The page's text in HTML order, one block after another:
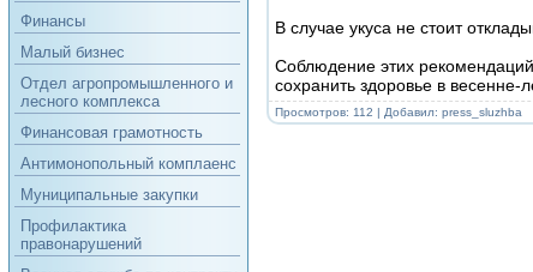
Финансы
Малый бизнес
Отдел агропромышленного и
лесного комплекса
Финансовая грамотность
Антимонопольный комплаенс
Муниципальные закупки
Профилактика
правонарушений
В случае укуса не стоит
Соблюдение этих
сохранить здоровье в весенне-
Просмотров: 112 | Добавил: press_sluzhba